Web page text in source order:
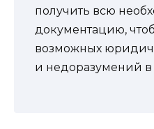
получить всю
документацию,
возможных
и недоразумений